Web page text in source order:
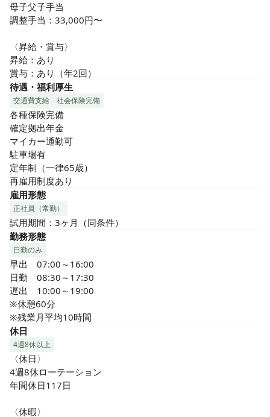
母子父子手当
調整手当：33,000円〜
〈昇給・賞与〉
昇給：あり
賞与：あり（年2回）
待遇・福利厚生
交通費支給 社会保険完備
各種保険完備
確定拠出年金
マイカー通勤可
駐車場有
定年制（一律65歳）
再雇用制度あり
雇用形態
正社員（常勤）
試用期間：3ヶ月（同条件）
勤務形態
日勤のみ
早出　07:00～16:00
日勤　08:30～17:30
遅出　10:00～19:00
※休憩60分
※残業月平均10時間
休日
4週8休以上
〈休日〉
4週8休ローテーション
年間休日117日
〈休暇〉